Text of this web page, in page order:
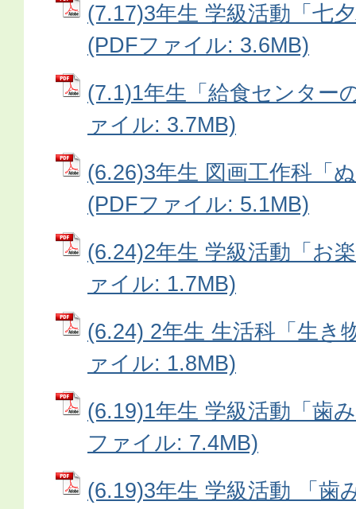
(7.17)3年生 学級活動「七
(PDFファイル: 3.6MB)
(7.1)1年生「給食センター
ァイル: 3.7MB)
(6.26)3年生 図画工作科「
(PDFファイル: 5.1MB)
(6.24)2年生 学級活動「お
ァイル: 1.7MB)
(6.24) 2年生 生活科「生き
ァイル: 1.8MB)
(6.19)1年生 学級活動「歯
ファイル: 7.4MB)
(6.19)3年生 学級活動 「歯